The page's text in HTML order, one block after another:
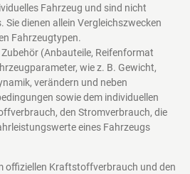
Fahrzeug und sind nicht
Sie dienen allein Vergleichszwecken
Fahrzeugtypen.
(Anbauteile, Reifenformat
wie z. B. Gewicht,
verändern und neben
sowie dem individuellen
den Stromverbrauch, die
eines Fahrzeugs
offiziellen Kraftstoffverbrauch und den